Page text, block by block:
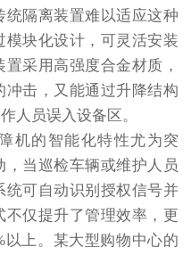
隔离装置难以适应这种
块化设计，可灵活安装
采用高强度合金材质，
冲击，又能通过升降结构
人员误入设备区。
机的智能化特性尤为突
当巡检车辆或维护人员
统可自动识别授权信号并
仅提升了管理效率，更
上。某大型购物中心的